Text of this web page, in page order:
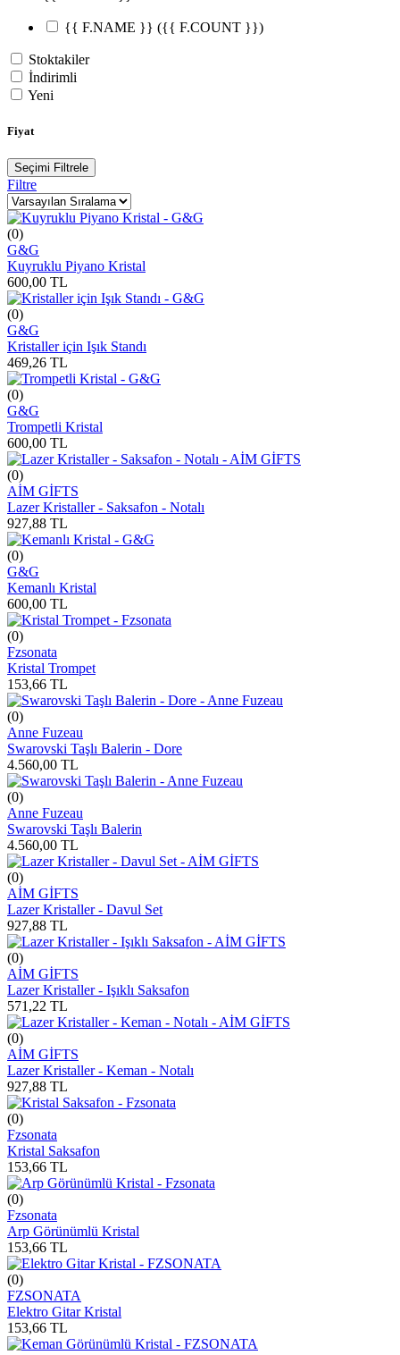
{{ F.NAME }} ({{ F.COUNT }})
Stoktakiler
İndirimli
Yeni
Fiyat
Seçimi Filtrele
Filtre
(0)
G&G
Kuyruklu Piyano Kristal
600,00 TL
(0)
G&G
Kristaller için Işık Standı
469,26 TL
(0)
G&G
Trompetli Kristal
600,00 TL
(0)
AİM GİFTS
Lazer Kristaller - Saksafon - Notalı
927,88 TL
(0)
G&G
Kemanlı Kristal
600,00 TL
(0)
Fzsonata
Kristal Trompet
153,66 TL
(0)
Anne Fuzeau
Swarovski Taşlı Balerin - Dore
4.560,00 TL
(0)
Anne Fuzeau
Swarovski Taşlı Balerin
4.560,00 TL
(0)
AİM GİFTS
Lazer Kristaller - Davul Set
927,88 TL
(0)
AİM GİFTS
Lazer Kristaller - Işıklı Saksafon
571,22 TL
(0)
AİM GİFTS
Lazer Kristaller - Keman - Notalı
927,88 TL
(0)
Fzsonata
Kristal Saksafon
153,66 TL
(0)
Fzsonata
Arp Görünümlü Kristal
153,66 TL
(0)
FZSONATA
Elektro Gitar Kristal
153,66 TL